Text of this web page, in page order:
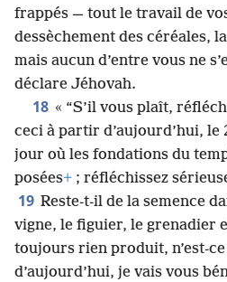
frappés — tout le travail de
dessèchement des céréales,
mais aucun d’entre vous ne
déclare Jéhovah.
18 « “S’il vous plaît,
ceci à partir d’aujourd’hui, le
jour où les fondations du
posées+ ; réfléchissez
19 Reste-t-il de la semence
vigne, le figuier, le grenadier
toujours rien produit, n’est-
d’aujourd’hui, je vais vous